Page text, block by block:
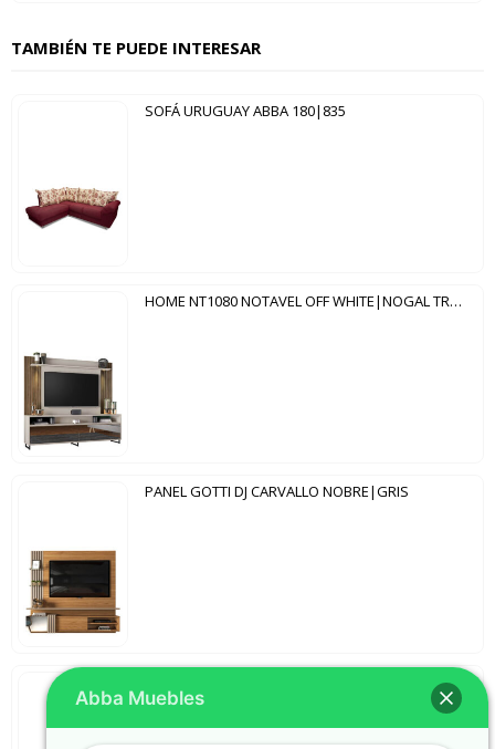
TAMBIÉN TE PUEDE INTERESAR
SOFÁ URUGUAY ABBA 180|835
HOME NT1080 NOTAVEL OFF WHITE|NOGAL TREND
PANEL GOTTI DJ CARVALLO NOBRE|GRIS
SOFA EVEREST TRES DOS LUGARES+PUFF ABBA 827
Abba Muebles